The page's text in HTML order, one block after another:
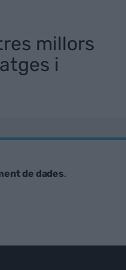
millors
i
de dades.